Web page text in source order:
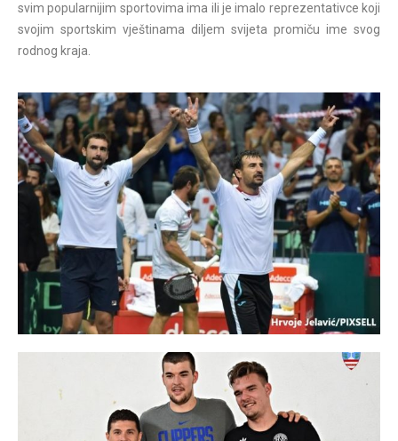
svim popularnijim sportovima ima ili je imalo reprezentativce koji
svojim sportskim vještinama diljem svijeta promiču ime svog
rodnog kraja.